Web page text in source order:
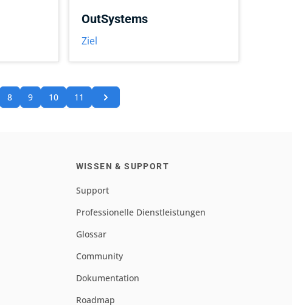
OutSystems
Ziel
8 9 10 11
WISSEN & SUPPORT
Support
Professionelle Dienstleistungen
Glossar
Community
Dokumentation
Roadmap